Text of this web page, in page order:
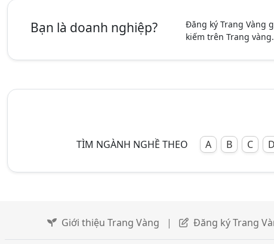
Bạn là doanh nghiệp?
Đăng ký Trang Vàng
kiếm trên Trang
TÌM NGÀNH NGHỀ THEO A B C D
Giới thiệu Trang Vàng | Đăng ký Trang